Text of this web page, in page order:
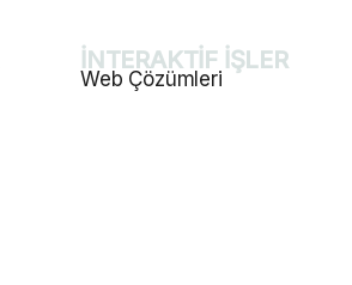
İNTERAKTİF İŞLER
Web Çözümleri